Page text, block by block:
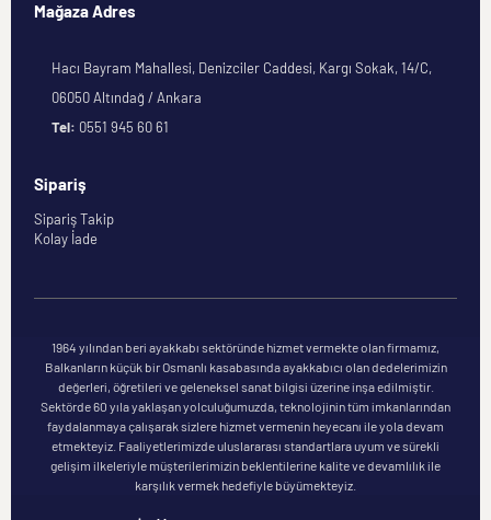
Mağaza Adres
Hacı Bayram Mahallesi, Denizciler Caddesi, Kargı Sokak, 14/C,
06050 Altındağ / Ankara
Tel: 0551 945 60 61
Sipariş
Sipariş Takip
Kolay İade
1964 yılından beri ayakkabı sektöründe hizmet vermekte olan firmamız,
Balkanların küçük bir Osmanlı kasabasında ayakkabıcı olan dedelerimizin
değerleri, öğretileri ve geleneksel sanat bilgisi üzerine inşa edilmiştir.
Sektörde 60 yıla yaklaşan yolculuğumuzda, teknolojinin tüm imkanlarından
faydalanmaya çalışarak sizlere hizmet vermenin heyecanı ile yola devam
etmekteyiz. Faaliyetlerimizde uluslararası standartlara uyum ve sürekli
gelişim ilkeleriyle müşterilerimizin beklentilerine kalite ve devamlılık ile
karşılık vermek hedefiyle büyümekteyiz.